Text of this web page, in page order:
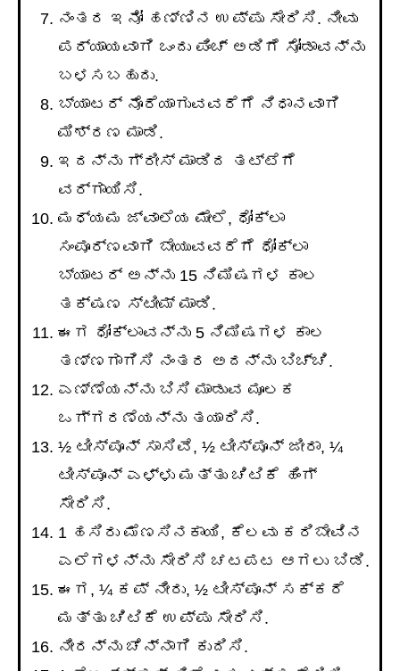
ನಂತರ ಇನೋ ಹಣ್ಣಿನ ಉಪ್ಪು ಸೇರಿಸಿ. ನೀವು
ಪರ್ಯಾಯವಾಗಿ ಒಂದು ಪಿಂಚ್ ಅಡಿಗೆ ಸೋಡಾವನ್ನು
ಬಳಸಬಹುದು.
ಬ್ಯಾಟರ್ ನೊರೆಯಾಗುವವರೆಗೆ ನಿಧಾನವಾಗಿ
ಮಿಶ್ರಣ ಮಾಡಿ.
ಇದನ್ನು ಗ್ರೀಸ್ ಮಾಡಿದ ತಟ್ಟೆಗೆ
ವರ್ಗಾಯಿಸಿ.
ಮಧ್ಯಮ ಜ್ವಾಲೆಯ ಮೇಲೆ, ಧೋಕ್ಲಾ
ಸಂಪೂರ್ಣವಾಗಿ ಬೇಯುವವರೆಗೆ ಧೋಕ್ಲಾ
ಬ್ಯಾಟರ್ ಅನ್ನು 15 ನಿಮಿಷಗಳ ಕಾಲ
ತಕ್ಷಣ ಸ್ಟೀಮ್ ಮಾಡಿ.
ಈಗ ಧೋಕ್ಲಾವನ್ನು 5 ನಿಮಿಷಗಳ ಕಾಲ
ತಣ್ಣಗಾಗಿಸಿ ನಂತರ ಅದನ್ನು ಬಿಚ್ಚಿ.
ಎಣ್ಣೆಯನ್ನು ಬಿಸಿ ಮಾಡುವ ಮೂಲಕ
ಒಗ್ಗರಣೆಯನ್ನು ತಯಾರಿಸಿ.
½ ಟೀಸ್ಪೂನ್ ಸಾಸಿವೆ, ½ ಟೀಸ್ಪೂನ್ ಜೀರಾ, ¼
ಟೀಸ್ಪೂನ್ ಎಳ್ಳು ಮತ್ತು ಚಿಟಿಕೆ ಹಿಂಗ್
ಸೇರಿಸಿ.
1 ಹಸಿರು ಮೆಣಸಿನಕಾಯಿ, ಕೆಲವು ಕರಿಬೇವಿನ
ಎಲೆಗಳನ್ನು ಸೇರಿಸಿ ಚಟಪಟ ಆಗಲು ಬಿಡಿ.
ಈಗ, ¼ ಕಪ್ ನೀರು, ½ ಟೀಸ್ಪೂನ್ ಸಕ್ಕರೆ
ಮತ್ತು ಚಿಟಿಕೆ ಉಪ್ಪು ಸೇರಿಸಿ.
ನೀರನ್ನು ಚೆನ್ನಾಗಿ ಕುದಿಸಿ.